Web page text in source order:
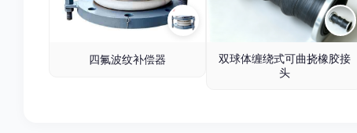
四氟波纹补偿器
双球体缠绕式可曲挠橡胶接
头